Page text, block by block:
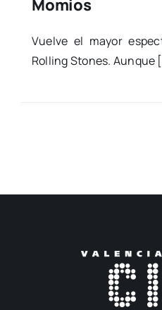
Momios
Vuel­ve el mayor
Rolling Sto­nes. Aun­que